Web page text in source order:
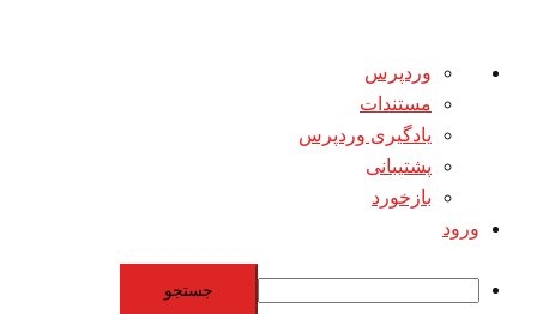
درباره
وردپرس
وردپرس
مستندات
یادگیری وردپرس
پشتیبانی
بازخورد
ورود
جستجو